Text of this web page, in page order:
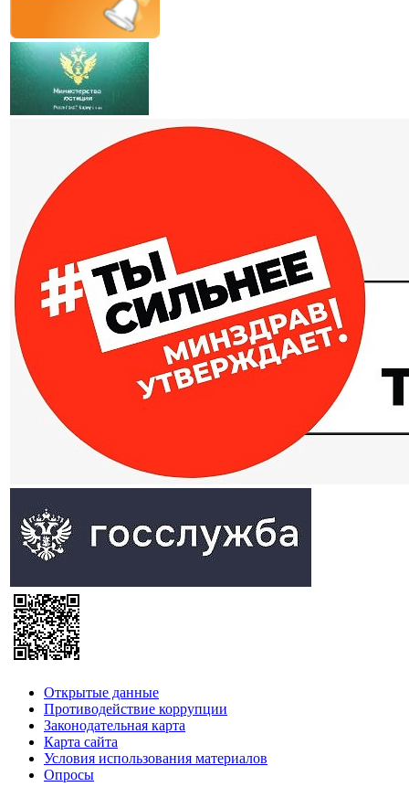
Открытые данные
Противодействие коррупции
Законодательная карта
Карта сайта
Условия использования материалов
Опросы